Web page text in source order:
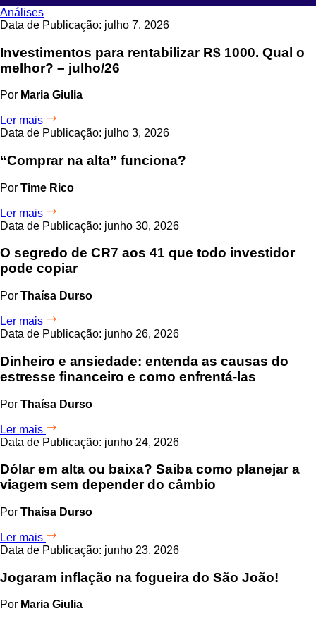
Análises
Data de Publicação: julho 7, 2026
Investimentos para rentabilizar R$ 1000. Qual o
melhor? – julho/26
Por Maria Giulia
Ler mais
Data de Publicação: julho 3, 2026
“Comprar na alta” funciona?
Por Time Rico
Ler mais
Data de Publicação: junho 30, 2026
O segredo de CR7 aos 41 que todo investidor
pode copiar
Por Thaísa Durso
Ler mais
Data de Publicação: junho 26, 2026
Dinheiro e ansiedade: entenda as causas do
estresse financeiro e como enfrentá-las
Por Thaísa Durso
Ler mais
Data de Publicação: junho 24, 2026
Dólar em alta ou baixa? Saiba como planejar a
viagem sem depender do câmbio
Por Thaísa Durso
Ler mais
Data de Publicação: junho 23, 2026
Jogaram inflação na fogueira do São João!
Por Maria Giulia